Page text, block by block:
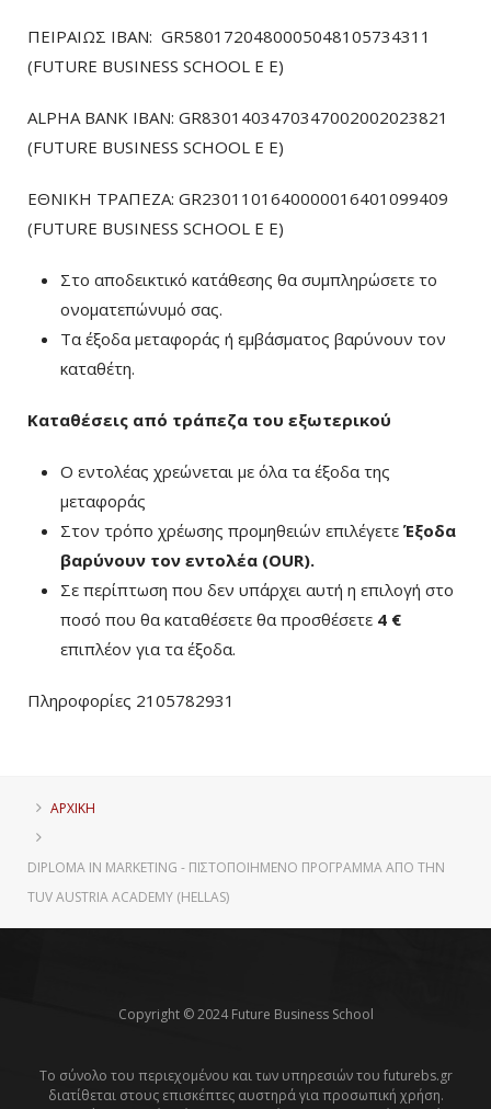
ΠΕΙΡΑΙΩΣ ΙΒΑΝ: GR5801720480005048105734311
(FUTURE BUSINESS SCHOOL E E)
ALPHA BANK IBAN: GR8301403470347002002023821
(FUTURE BUSINESS SCHOOL E E)
ΕΘΝΙΚΗ ΤΡΑΠΕΖΑ: GR2301101640000016401099409
(FUTURE BUSINESS SCHOOL E E)
Στο αποδεικτικό κατάθεσης θα συμπληρώσετε το
ονοματεπώνυμό σας.
Τα έξοδα μεταφοράς ή εμβάσματος βαρύνουν τον
καταθέτη.
Καταθέσεις από τράπεζα του εξωτερικού
Ο εντολέας χρεώνεται με όλα τα έξοδα της
μεταφοράς
Στον τρόπο χρέωσης προμηθειών επιλέγετε Έξοδα
βαρύνουν τον εντολέα (ΟUR).
Σε περίπτωση που δεν υπάρχει αυτή η επιλογή στο
ποσό που θα καταθέσετε θα προσθέσετε 4 €
επιπλέον για τα έξοδα.
Πληροφορίες 2105782931
ΑΡΧΙΚΗ
DIPLOMA IN MARKETING - ΠΙΣΤΟΠΟΙΗΜΈΝΟ ΠΡΌΓΡΑΜΜΑ ΑΠΌ ΤΗΝ
TUV AUSTRIA ACADEMY (HELLAS)
Copyright © 2024 Future Business School
Το σύνολο του περιεχομένου και των υπηρεσιών του futurebs.gr
διατίθεται στους επισκέπτες αυστηρά για προσωπική χρήση.